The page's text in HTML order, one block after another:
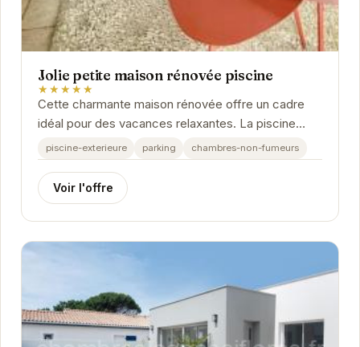
Jolie petite maison rénovée piscine
★★★★★
Cette charmante maison rénovée offre un cadre
idéal pour des vacances relaxantes. La piscine
privée vous permettra de vous rafraîchir et de...
piscine-exterieure parking chambres-non-fumeurs
Voir l'offre